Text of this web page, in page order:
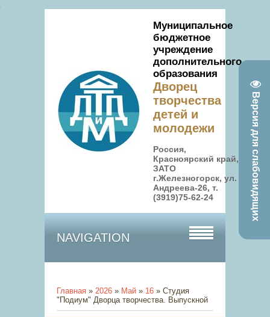
Версия для слабовидящих
Муниципальное
бюджетное
учреждение
дополнительного
образования
Дворец
творчества
детей и
молодежи
Россия,
Красноярский край,
ЗАТО
г.Железногорск, ул.
Андреева-26, т.
(3919)75-62-24
NAVIGATION
Главная » 2026 » Май » 16 » Студия
"Подиум" Дворца творчества. Выпускной